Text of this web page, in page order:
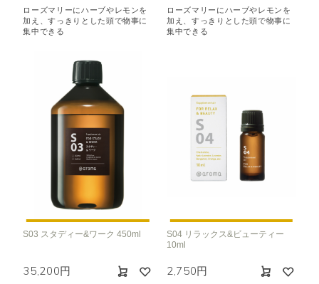
ローズマリーにハーブやレモンを
加え、すっきりとした頭で物事に
集中できる
ローズマリーにハーブやレモンを
加え、すっきりとした頭で物事に
集中できる
S03 スタディー&ワーク 450ml
35,200円
S04 リラックス&ビューティー
10ml
2,750円